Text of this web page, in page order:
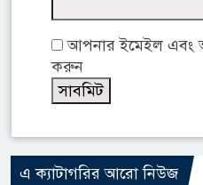
আপনার ইমেইল এবং
করুন
এ ক্যাটাগরির আরো নিউজ